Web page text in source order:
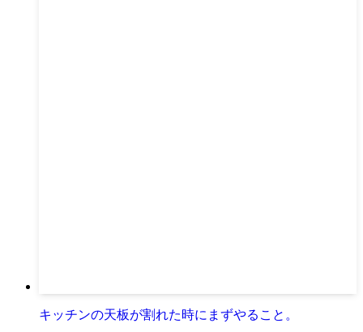
キッチンの天板が割れた時にまずやること。